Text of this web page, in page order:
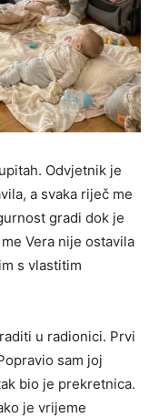
Odvjetnik je
a svaka riječ me
gradi dok je
Vera nije ostavila
s vlastitim
u radionici. Prvi
sam joj
bio je prekretnica.
je vrijeme